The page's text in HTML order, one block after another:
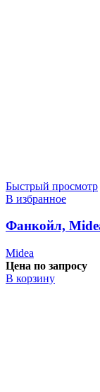
Быстрый просмотр
В избранное
Фанкойл,
Midea
Цена по запросу
В корзину